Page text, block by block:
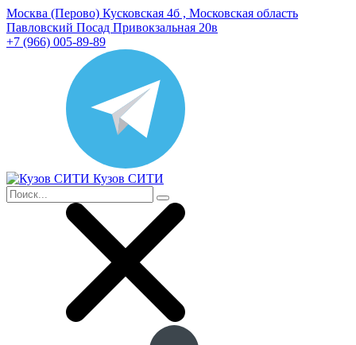
Москва (Перово) Кусковская 4б , Московская область
Павловский Посад Привокзальная 20в
+7 (966) 005-89-89
Кузов СИТИ